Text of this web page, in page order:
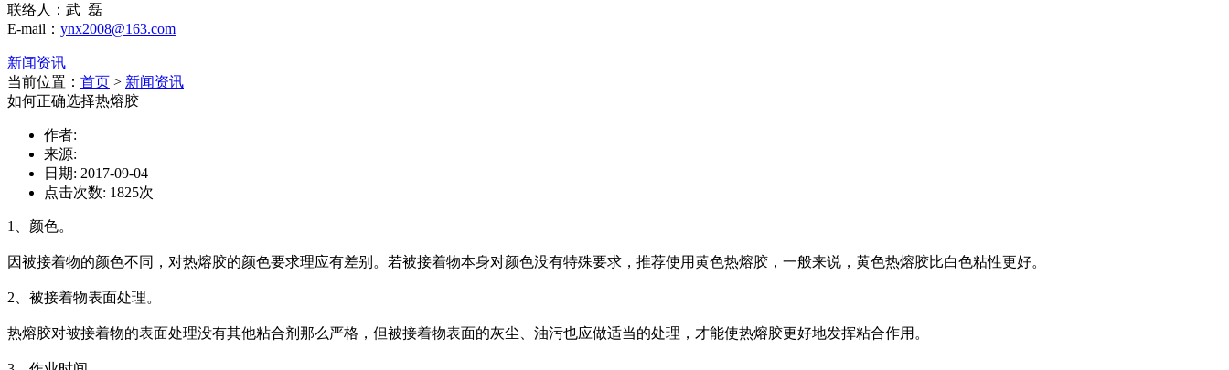
联络人：武 磊
E-mail： ynx2008@163.com
新闻资讯
当前位置： 首页 > 新闻资讯
如何正确选择热熔胶
作者:
来源:
日期: 2017-09-04
点击次数: 1825次
1、颜色。
因被接着物的颜色不同，对热熔胶的颜色要求理应有差别。若被接着物本身对颜色没有特殊要求，推荐使用黄色热熔胶，一般来说，黄色热熔胶比白色粘性更好。
2、被接着物表面处理。
热熔胶对被接着物的表面处理没有其他粘合剂那么严格，但被接着物表面的灰尘、油污也应做适当的处理，才能使热熔胶更好地发挥粘合作用。